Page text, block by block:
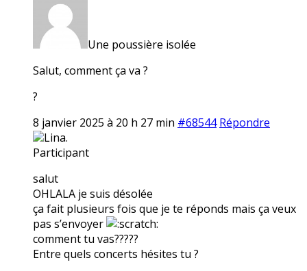
Une poussière isolée
Salut, comment ça va ?
?
8 janvier 2025 à 20 h 27 min #68544 Répondre
Lina.
Participant
salut
OHLALA je suis désolée
ça fait plusieurs fois que je te réponds mais ça veux
pas s’envoyer
comment tu vas?????
Entre quels concerts hésites tu ?